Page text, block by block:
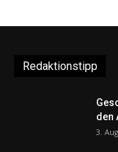
Redaktionstipp
den
3.